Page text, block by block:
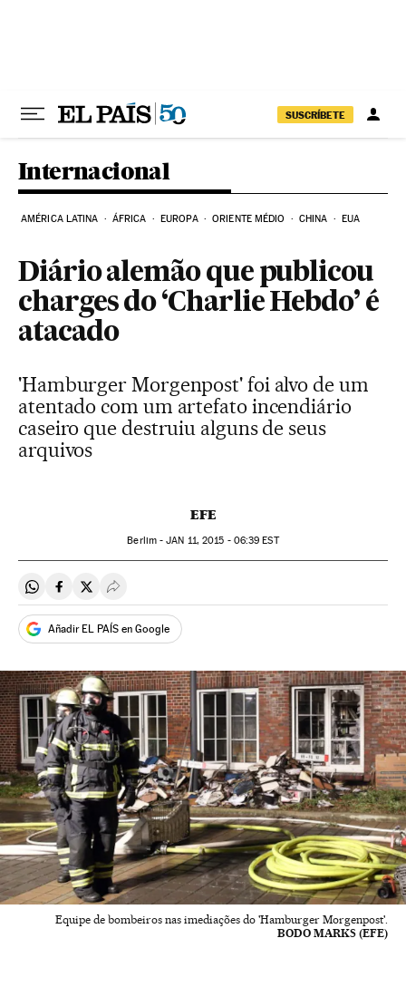
SUSCRÍBETE
Internacional
AMÉRICA LATINA ÁFRICA EUROPA ORIENTE MÉDIO CHINA EUA
Diário alemão que publicou
charges do ‘Charlie Hebdo’ é
atacado
'Hamburger Morgenpost' foi alvo de um
atentado com um artefato incendiário
caseiro que destruiu alguns de seus
arquivos
EFE
Berlim -JAN 11, 2015 - 06:39 EST
Compartir en Whatsapp
Compartir en Facebook
Compartir en Twitter
Desplegar Redes Sociales
Añadir EL PAÍS en Google
Equipe de bombeiros nas imediações do 'Hamburger Morgenpost'.
BODO MARKS (EFE)